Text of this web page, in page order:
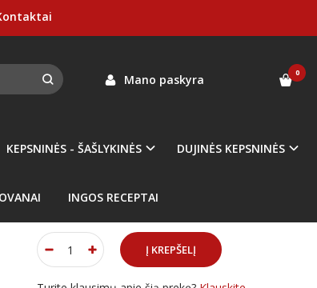
Mano paskyra 0
KEPSNINĖS - ŠAŠLYKINĖS DUJINĖS KEPSNINĖS
INGOS RECEPTAI
Turimas kiekis: Prekė sandėlyje
€15